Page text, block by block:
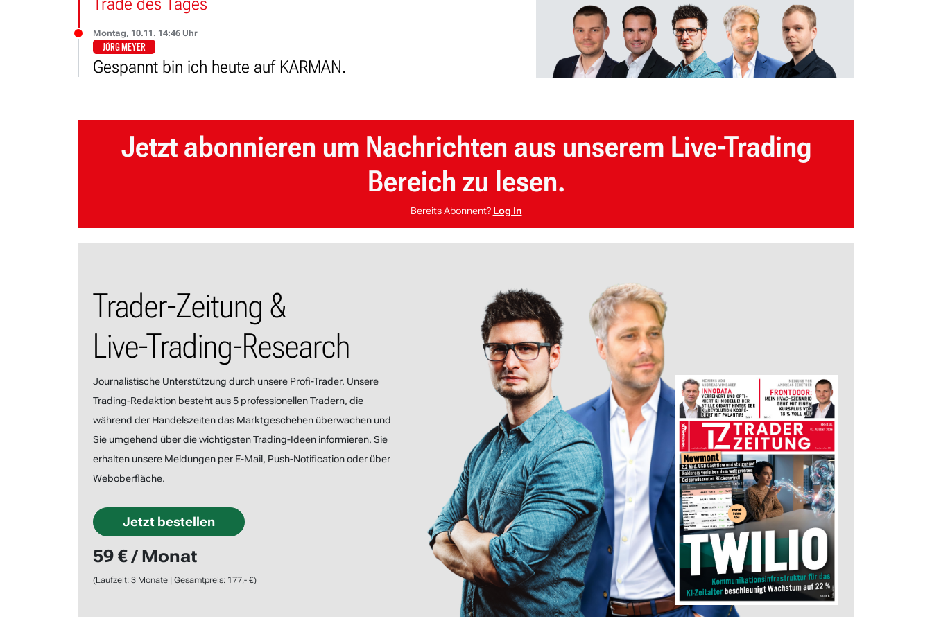
Montag, 10.11. 14:46 Uhr
JÖRG MEYER
Gespannt bin ich heute auf KARMAN.
Jetzt abonnieren um Nachrichten aus unserem Live-Trading
Bereich zu lesen.
Bereits Abonnent? Log In
Trader-Zeitung &
Live-Trading-Research
Journalistische Unterstützung durch unsere Profi-Trader. Unsere
Trading-Redaktion besteht aus 5 professionellen Tradern, die
während der Handelszeiten das Marktgeschehen überwachen und
Sie umgehend über die wichtigsten Trading-Ideen informieren. Sie
erhalten unsere Meldungen per E-Mail, Push-Notification oder über
Weboberfläche.
Jetzt bestellen
59 € / Monat
(Laufzeit: 3 Monate | Gesamtpreis: 177,- €)